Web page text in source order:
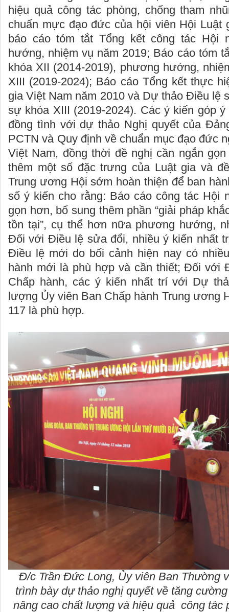
hiệu quả công tác phòng, chống tham
chuẩn mực đạo đức của hội viên Hội Luật
báo cáo tóm tắt Tổng kết công tác Hội
hướng, nhiệm vụ năm 2019; Báo cáo tóm
khóa XII (2014-2019), phương hướng,
XIII (2019-2024); Báo cáo Tổng kết thực
gia Việt Nam năm 2010 và Dự thảo Điều lệ
sự khóa XIII (2019-2024). Các ý kiến góp
đồng tình với dự thảo Nghị quyết của
PCTN và Quy định về chuẩn mục đạo đức
Việt Nam, đồng thời đề nghị cần ngắn
thêm một số đặc trưng của Luật gia và
Trung ương Hội sớm hoàn thiện để ban
số ý kiến cho rằng: Báo cáo công tác Hội
gọn hơn, bổ sung thêm phần “giải pháp
tồn tại”, cụ thể hơn nữa phương hướng,
Đối với Điều lệ sửa đổi, nhiều ý kiến nhất
Điều lệ mới do bối cảnh hiện nay có
hành mới là phù hợp và cần thiết; Đối với
Chấp hành, các ý kiến nhất trí với Dự
lượng Ủy viên Ban Chấp hành Trung ương
117 là phù hợp.
Đ/c Trần Đức Long, Ủy viên Ban Thường
trình bày dự thảo nghị quyết về tăng
nâng cao chất lượng và hiệu quả công tác